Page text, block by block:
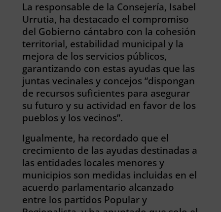
La responsable de la Consejería, Isabel
Urrutia, ha destacado el compromiso
del Gobierno cántabro con la cohesión
territorial, estabilidad municipal y la
mejora de los servicios públicos,
garantizando con estas ayudas que las
juntas vecinales y concejos “dispongan
de recursos suficientes para asegurar
su futuro y su actividad en favor de los
pueblos y los vecinos”.
Igualmente, ha recordado que el
crecimiento de las ayudas destinadas a
las entidades locales menores y
municipios son medidas incluidas en el
acuerdo parlamentario alcanzado
entre los partidos Popular y